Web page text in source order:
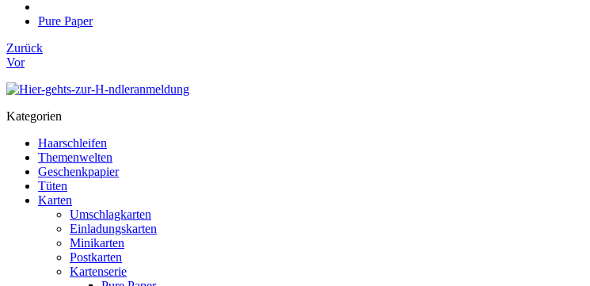
Pure Paper
Zurück
Vor
Kategorien
Haarschleifen
Themenwelten
Geschenkpapier
Tüten
Karten
Umschlagkarten
Einladungskarten
Minikarten
Postkarten
Kartenserie